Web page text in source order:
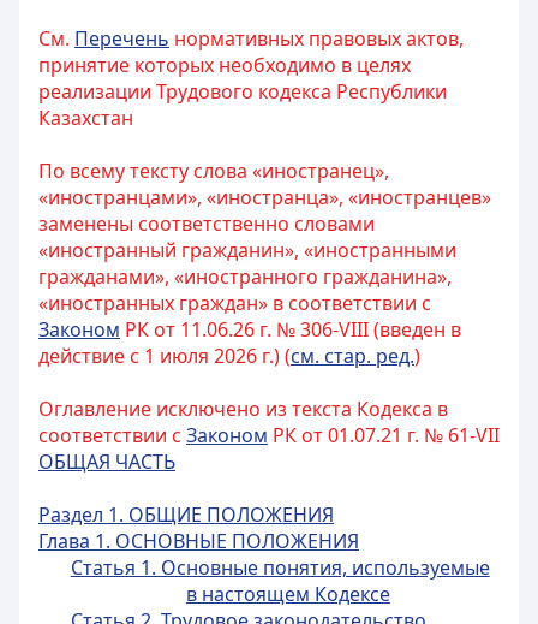
См. Перечень нормативных правовых актов,
принятие которых необходимо в целях
реализации Трудового кодекса Республики
Казахстан
По всему тексту слова «иностранец»,
«иностранцами», «иностранца», «иностранцев»
заменены соответственно словами
«иностранный гражданин», «иностранными
гражданами», «иностранного гражданина»,
«иностранных граждан» в соответствии с
Законом РК от 11.06.26 г. № 306-VIII (введен в
действие с 1 июля 2026 г.) (см. стар. ред.)
Оглавление исключено из текста Кодекса в
соответствии с Законом РК от 01.07.21 г. № 61-VII
ОБЩАЯ ЧАСТЬ
Раздел 1. ОБЩИЕ ПОЛОЖЕНИЯ
Глава 1. ОСНОВНЫЕ ПОЛОЖЕНИЯ
Статья 1. Основные понятия, используемые
в настоящем Кодексе